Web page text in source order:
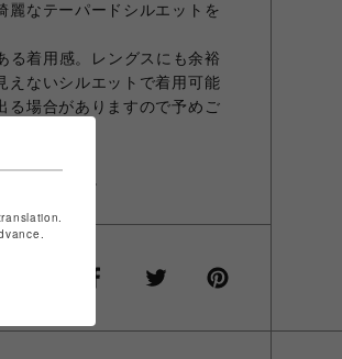
麗なテーパードシルエットを
る着用感。レングスにも余裕
えないシルエットで着用可能
る場合がありますので予めご